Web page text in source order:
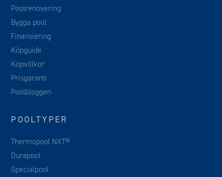
Poolrenovering
Bygga pool
Finansiering
Köpguide
Köpvillkor
Prisgaranti
Poolbloggen
POOLTYPER
Thermopool NXT®
Durapool
Specialpool